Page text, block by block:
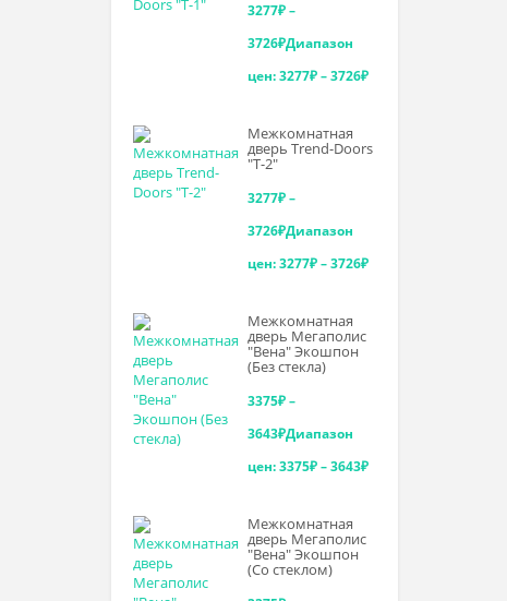
3277₽–
3726₽Диапазон
цен: 3277₽ – 3726₽
Межкомнатная
дверь Trend-Doоrs
"Т-2"
3277₽–
3726₽Диапазон
цен: 3277₽ – 3726₽
Межкомнатная
дверь Мегаполис
"Вена" Экошпон
(Без стекла)
3375₽–
3643₽Диапазон
цен: 3375₽ – 3643₽
Межкомнатная
дверь Мегаполис
"Вена" Экошпон
(Со стеклом)